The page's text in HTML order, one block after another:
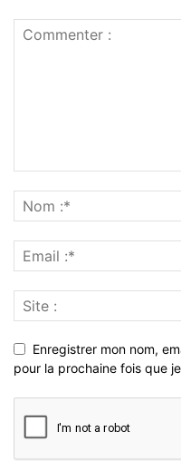
Enregistrer mon nom,
pour la prochaine fois que